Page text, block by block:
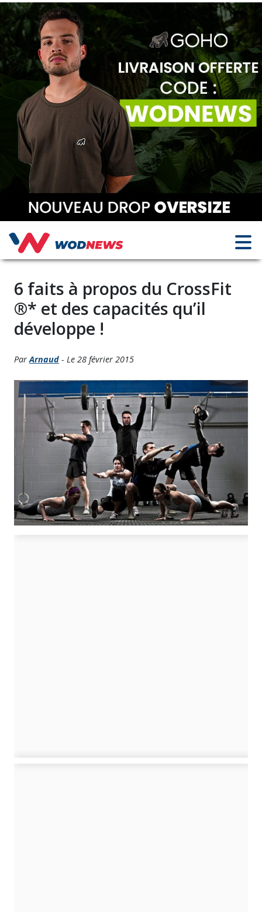
6 faits à propos du CrossFit
®* et des capacités qu’il
développe !
ParArnaud - Le 28 février 2015